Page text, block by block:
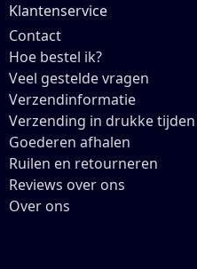
Klantenservice
Contact
Hoe bestel ik?
Veel gestelde vragen
Verzendinformatie
Verzending in drukke tijden
Goederen afhalen
Ruilen en retourneren
Reviews over ons
Over ons